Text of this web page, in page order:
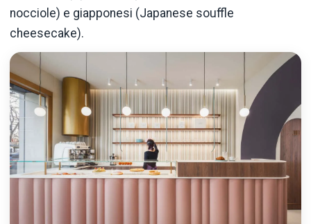
nocciole) e giapponesi (Japanese souffle
cheesecake).